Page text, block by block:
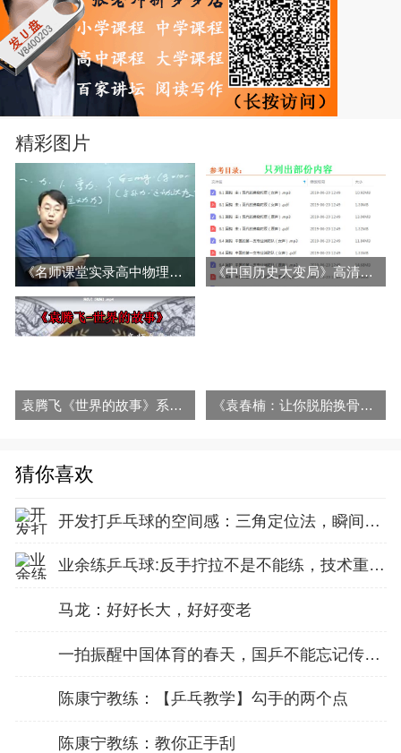
精彩图片
《名师课堂实录高中物理》宋晓垒黑板式视频教程精华版百度网盘下载 《中国历史大变局》高清音频/文字解说全集百度网盘百度云下载
袁腾飞《世界的故事》系列英国资产阶级革命法国等音频全集百度网盘下载 《袁春楠：让你脱胎换骨的人生整理术音频全集百度云百度网盘下载》
猜你喜欢
开发打乒乓球的空间感：三角定位法，瞬间找准最佳击球点
业余练乒乓球:反手拧拉不是不能练，技术重点就不在手上
马龙：好好长大，好好变老
一拍振醒中国体育的春天，国乒不能忘记传奇前辈这份初心！
陈康宁教练：【乒乓教学】勾手的两个点
陈康宁教练：教你正手刮